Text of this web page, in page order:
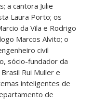
a cantora Julie
Laura Porto; os
da Vila e Rodrigo
Marcos Alvito; o
civil
sócio-fundador da
Rui Muller e
inteligentes de
de